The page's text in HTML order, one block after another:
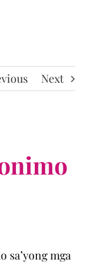
Next
sa’yong mga